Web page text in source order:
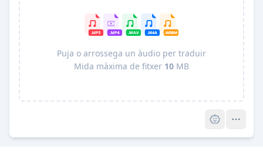
Puja o arrossega un àudio per traduir
Mida màxima de fitxer 10 MB